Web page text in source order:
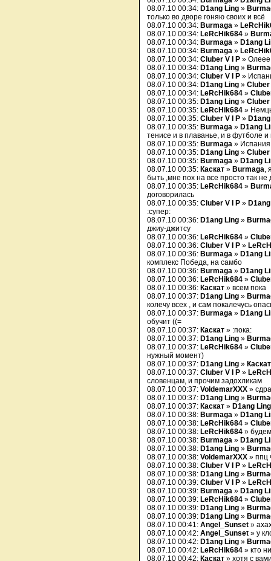
08.07.10 00:34: D1ang Ling »
только во дворе гоняю своих и всё
08.07.10 00:34: Burmaga »
08.07.10 00:34: LeRcHik684 »
08.07.10 00:34: Burmaga » D1ang
08.07.10 00:34: Burmaga »
08.07.10 00:34: Cluber V I P »
08.07.10 00:34: D1ang Ling »
08.07.10 00:34: Cluber V I P »
08.07.10 00:34: D1ang Ling » Cluber
08.07.10 00:34: LeRcHik684 »
08.07.10 00:35: D1ang Ling » Cluber
08.07.10 00:35: LeRcHik684 »
08.07.10 00:35: Cluber V I P »
08.07.10 00:35: Burmaga » D1ang
тенисе и в плаванье, и в футболе и
08.07.10 00:35: Burmaga »
08.07.10 00:35: D1ang Ling » Cluber
08.07.10 00:35: Burmaga » D1ang
08.07.10 00:35: Каскат » Burmaga,
быть ,мне пох на все просто так не
08.07.10 00:35: LeRcHik684 »
договорилась
08.07.10 00:35: Cluber V I P »
:супер:
08.07.10 00:36: D1ang Ling »
джиу-джитсу
08.07.10 00:36: LeRcHik684 »
08.07.10 00:36: Cluber V I P »
08.07.10 00:36: Burmaga » D1ang
комплекс Победа, на самбо
08.07.10 00:36: Burmaga » D1ang
08.07.10 00:36: LeRcHik684 »
08.07.10 00:36: Каскат » всем пока
08.07.10 00:37: D1ang Ling »
колечу всех , и сам покалечусь
08.07.10 00:37: Burmaga » D1ang
обучит ((=
08.07.10 00:37: Каскат » :пока:
08.07.10 00:37: D1ang Ling »
08.07.10 00:37: LeRcHik684 »
нужный момент)
08.07.10 00:37: D1ang Ling » Каскат
08.07.10 00:37: Cluber V I P »
словенцам, и прочим задохликам
08.07.10 00:37: VoldemarXXX »
08.07.10 00:37: D1ang Ling »
08.07.10 00:37: Каскат » D1ang Ling
08.07.10 00:38: Burmaga » D1ang
08.07.10 00:38: LeRcHik684 »
08.07.10 00:38: LeRcHik684 »
08.07.10 00:38: Burmaga » D1ang
08.07.10 00:38: D1ang Ling »
08.07.10 00:38: VoldemarXXX » ппц
08.07.10 00:38: Cluber V I P »
08.07.10 00:38: D1ang Ling »
08.07.10 00:39: Cluber V I P »
08.07.10 00:39: Burmaga » D1ang
08.07.10 00:39: LeRcHik684 »
08.07.10 00:39: D1ang Ling »
08.07.10 00:39: D1ang Ling »
08.07.10 00:41: Angel_Sunset »
08.07.10 00:42: Angel_Sunset » у
08.07.10 00:42: D1ang Ling »
08.07.10 00:42: LeRcHik684 » кто
08.07.10 00:42: Каскат » хотя с